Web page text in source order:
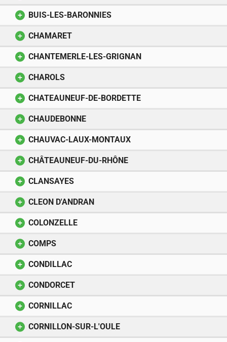
BUIS-LES-BARONNIES
CHAMARET
CHANTEMERLE-LES-GRIGNAN
CHAROLS
CHATEAUNEUF-DE-BORDETTE
CHAUDEBONNE
CHAUVAC-LAUX-MONTAUX
CHÂTEAUNEUF-DU-RHÔNE
CLANSAYES
CLEON D'ANDRAN
COLONZELLE
COMPS
CONDILLAC
CONDORCET
CORNILLAC
CORNILLON-SUR-L'OULE